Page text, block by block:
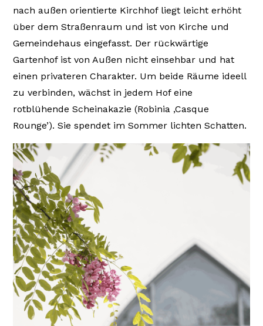
nach außen orientierte Kirchhof liegt leicht erhöht
über dem Straßenraum und ist von Kirche und
Gemeindehaus eingefasst. Der rückwärtige
Gartenhof ist von Außen nicht einsehbar und hat
einen privateren Charakter. Um beide Räume ideell
zu verbinden, wächst in jedem Hof eine
rotblühende Scheinakazie (Robinia ‚Casque
Rounge’). Sie spendet im Sommer lichten Schatten.